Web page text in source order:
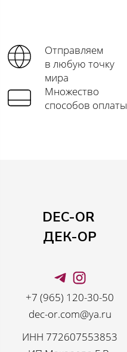
Отправляем
в любую точку
мира
Множество
способов оплаты
DEC-OR
ДЕК-ОР
+7 (965) 120-30-50
dec-or.com@ya.ru
ИНН 772607553853